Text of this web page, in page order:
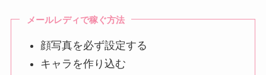
メールレディで稼ぐ方法
顔写真を必ず設定する
キャラを作り込む